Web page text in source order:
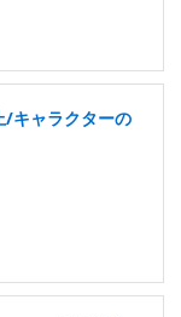
/キャラクターの